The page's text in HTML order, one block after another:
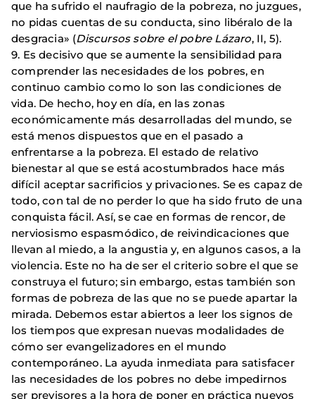
que ha sufrido el naufragio de la pobreza, no juzgues,
no pidas cuentas de su conducta, sino libéralo de la
desgracia» (Discursos sobre el pobre Lázaro, II, 5).
9. Es decisivo que se aumente la sensibilidad para
comprender las necesidades de los pobres, en
continuo cambio como lo son las condiciones de
vida. De hecho, hoy en día, en las zonas
económicamente más desarrolladas del mundo, se
está menos dispuestos que en el pasado a
enfrentarse a la pobreza. El estado de relativo
bienestar al que se está acostumbrados hace más
difícil aceptar sacrificios y privaciones. Se es capaz de
todo, con tal de no perder lo que ha sido fruto de una
conquista fácil. Así, se cae en formas de rencor, de
nerviosismo espasmódico, de reivindicaciones que
llevan al miedo, a la angustia y, en algunos casos, a la
violencia. Este no ha de ser el criterio sobre el que se
construya el futuro; sin embargo, estas también son
formas de pobreza de las que no se puede apartar la
mirada. Debemos estar abiertos a leer los signos de
los tiempos que expresan nuevas modalidades de
cómo ser evangelizadores en el mundo
contemporáneo. La ayuda inmediata para satisfacer
las necesidades de los pobres no debe impedirnos
ser previsores a la hora de poner en práctica nuevos